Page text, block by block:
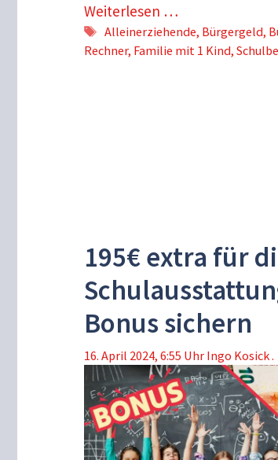
Weiterlesen …
Schlagwörter
Alleinerziehende, Bürgergeld,
Rechner, Familie mit 1 Kind,
195€ extra für
Bonus sichern
16. April 2024, 6:55 Uhr Ingo Kosick .